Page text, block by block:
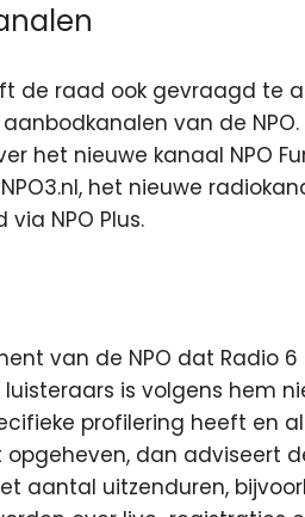
de raad ook gevraagd te
van de
het nieuwe kanaal NPO
het nieuwe
NPO Plus.
van de NPO dat Radio
luisteraars is volgens hem
profilering heeft en
opgeheven, dan adviseert
aantal uitzenduren,